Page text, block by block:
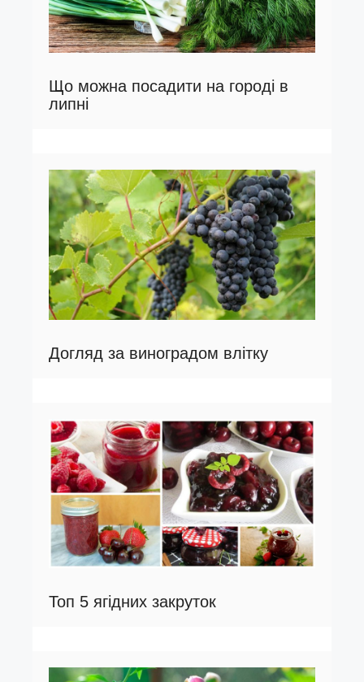
Що можна посадити на городі в
липні
Догляд за виноградом влітку
Топ 5 ягідних закруток